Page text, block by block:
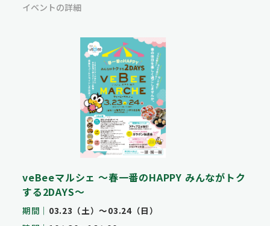
イベントの詳細
veBeeマルシェ 〜春一番のHAPPY みんながトク
する2DAYS〜
期間
03.23（土）〜03.24（日）